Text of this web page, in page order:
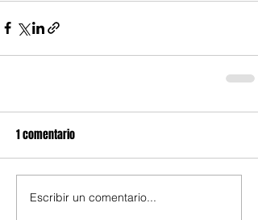
1 comentario
Escribir un comentario...